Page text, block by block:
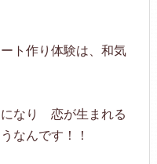
ト作り体験は、和気
になり 恋が生まれる
なんです！！